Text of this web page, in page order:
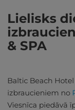
Lielisks
& SPA
Baltic Beach
izbraucieniem no
Viesnīca piedāvā